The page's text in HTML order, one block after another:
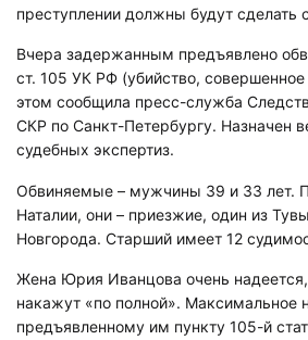
преступлении должны будут сделать
Вчера задержанным предъявлено
ст. 105 УК РФ (убийство, совершенное
этом сообщила пресс-служба
СКР по Санкт-Петербургу. Назначен
судебных экспертиз.
Обвиняемые – мужчины 39 и 33 лет.
Наталии, они – приезжие, один из
Новгорода. Старший имеет 12
Жена Юрия Иванцова очень
накажут «по полной». Максимальное
предъявленному им пункту 105-й